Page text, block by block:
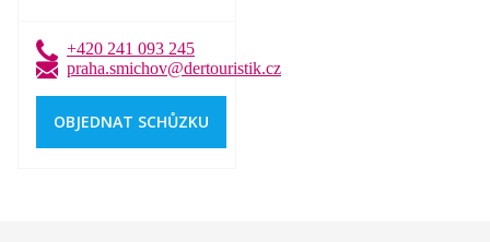
+420 241 093 245
praha.smichov@dertouristik.cz
OBJEDNAT SCHŮZKU